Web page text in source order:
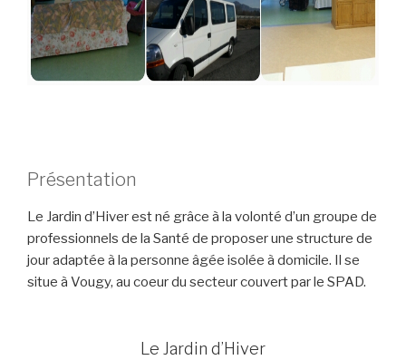
Présentation
Le Jardin d’Hiver est né grâce à la volonté d’un groupe de
professionnels de la Santé de proposer une structure de
jour adaptée à la personne âgée isolée à domicile. Il se
situe à Vougy, au coeur du secteur couvert par le SPAD.
Le Jardin d’Hiver